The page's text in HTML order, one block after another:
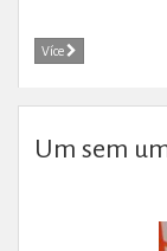
Více
Um sem